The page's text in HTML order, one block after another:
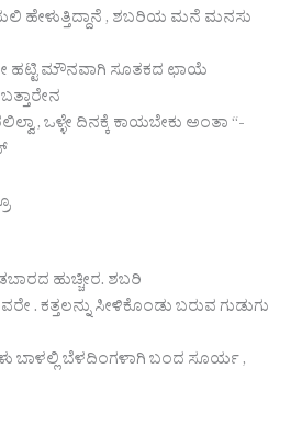
ಹೇಳುತ್ತಿದ್ದಾನೆ , ಶಬರಿಯ ಮನೆ ಮನಸು
ಹಟ್ಟಿ ಮೌನವಾಗಿ ಸೂತಕದ ಛಾಯೆ
, ಒಳ್ಳೇ ದಿನಕ್ಕೆ ಕಾಯಬೇಕು ಅಂತಾ “-
ಹುಚ್ಚೀರ. ಶಬರಿ
. ಕತ್ತಲನ್ನು ಸೀಳಿಕೊಂಡು ಬರುವ ಗುಡುಗು
ಬಾಳಲ್ಲಿ ಬೆಳದಿಂಗಳಾಗಿ ಬಂದ ಸೂರ್ಯ ,